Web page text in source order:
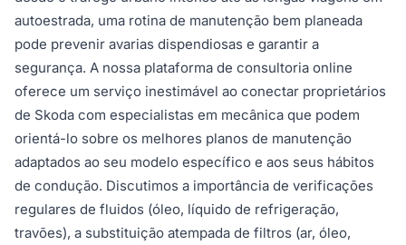
autoestrada, uma rotina de manutenção bem planeada
pode prevenir avarias dispendiosas e garantir a
segurança. A nossa plataforma de consultoria online
oferece um serviço inestimável ao conectar proprietários
de Skoda com especialistas em mecânica que podem
orientá-lo sobre os melhores planos de manutenção
adaptados ao seu modelo específico e aos seus hábitos
de condução. Discutimos a importância de verificações
regulares de fluidos (óleo, líquido de refrigeração,
travões), a substituição atempada de filtros (ar, óleo,